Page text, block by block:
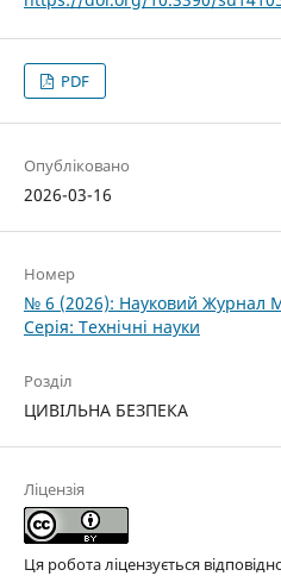
PDF
Опубліковано
2026-03-16
Номер
№ 6 (2026): Науковий Журнал
Серія: Технічні науки
Розділ
ЦИВІЛЬНА БЕЗПЕКА
Ліцензія
Ця робота ліцензується